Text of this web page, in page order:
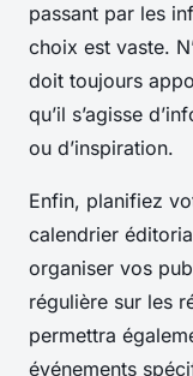
passant par les
choix est vaste.
doit toujours
qu’il s’agisse
ou d’inspiration.
Enfin, planifiez
calendrier
organiser vos
régulière sur les
permettra
événements